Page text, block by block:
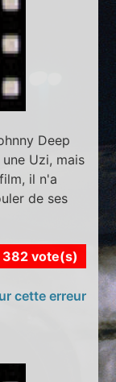
Deep
Uzi, mais
il n'a
de ses
382 vote(s)
cette erreur